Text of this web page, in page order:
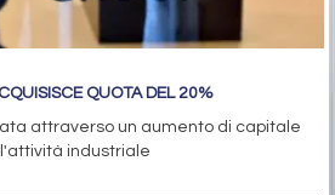
QUOTA DEL 20%
attraverso un aumento di capitale
industriale